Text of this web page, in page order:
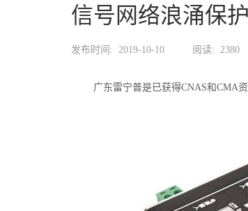
信号网络浪涌保
发布时间: 2019-10-10 阅读: 2380
广东雷宁普是已获得CNAS和CMA